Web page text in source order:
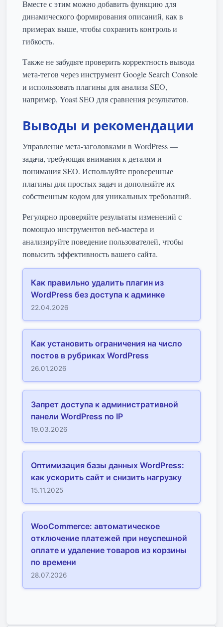
Вместе с этим можно добавить функцию для
динамического формирования описаний, как в
примерах выше, чтобы сохранить контроль и
гибкость.
Также не забудьте проверить корректность вывода
мета-тегов через инструмент Google Search Console
и использовать плагины для анализа SEO,
например, Yoast SEO для сравнения результатов.
Выводы и рекомендации
Управление мета-заголовками в WordPress —
задача, требующая внимания к деталям и
понимания SEO. Используйте проверенные
плагины для простых задач и дополняйте их
собственным кодом для уникальных требований.
Регулярно проверяйте результаты изменений с
помощью инструментов веб-мастера и
анализируйте поведение пользователей, чтобы
повысить эффективность вашего сайта.
Как правильно удалить плагин из
WordPress без доступа к админке
22.04.2026
Как установить ограничения на число
постов в рубриках WordPress
26.01.2026
Запрет доступа к административной
панели WordPress по IP
19.03.2026
Оптимизация базы данных WordPress:
как ускорить сайт и снизить нагрузку
15.11.2025
WooCommerce: автоматическое
отключение платежей при неуспешной
оплате и удаление товаров из корзины
по времени
28.07.2026